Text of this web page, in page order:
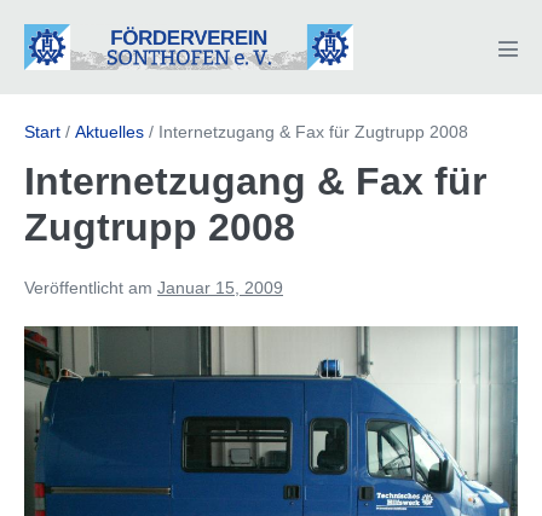
Inhalt
Start / Aktuelles / Internetzugang & Fax für Zugtrupp 2008
Internetzugang & Fax für
Zugtrupp 2008
Veröffentlicht am Januar 15, 2009